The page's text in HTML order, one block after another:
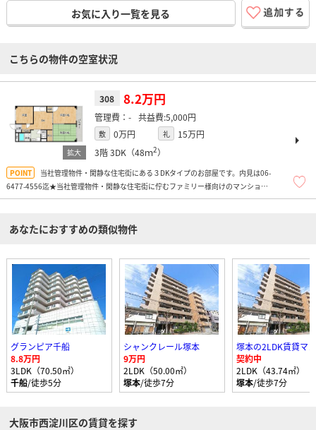
お気に入り一覧を見る
こちらの物件の空室状況
308 8.2万円
- 5,000円
敷 0万円 礼
15万円
3階 3DK（48ｍ2）
当社管理物件・閑静な住宅街にある３DKタイプのお部屋です。内見は06-
6477-4556迄★当社管理物件・閑静な住宅街に佇むファミリー様向けのマンショ
ン。敷地内駐車場・駐輪場・バイク置き場あり。近くに大きな公園もあり、子供様
あなたにおすすめの類似物件
グランピア千船
8.8万円
3LDK（70.50㎡）
千船/徒歩5分
シャンクレール塚本
9万円
2LDK（50.00㎡）
塚本/徒歩7分
契約中
2LDK（43.74㎡）
塚本/徒歩7分
大阪市西淀川区の賃貸を探す